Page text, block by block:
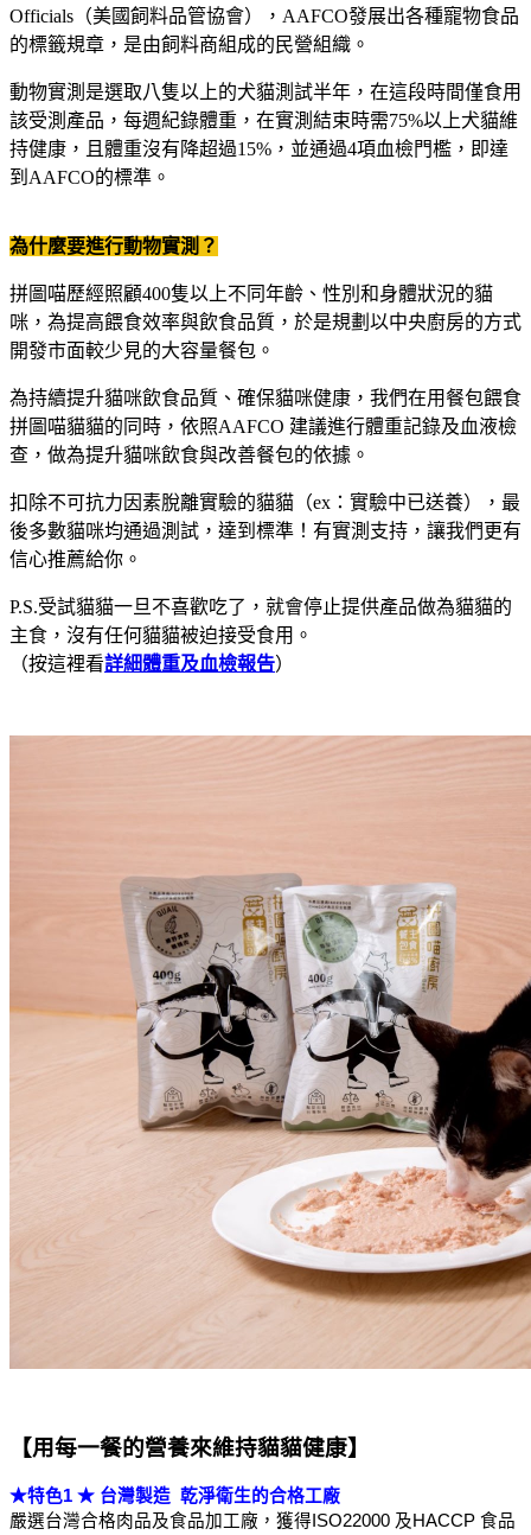
Officials（美國飼料品管協會），AAFCO發展出各種寵物食品
的標籤規章，是由飼料商組成的民營組織。
動物實測是選取八隻以上的犬貓測試半年，在這段時間僅食用
該受測產品，每週紀錄體重，在實測結束時需75%以上犬貓維
持健康，且體重沒有降超過15%，並通過4項血檢門檻，即達
到AAFCO的標準。
為什麼要進行動物實測？
拼圖喵歷經照顧400隻以上不同年齡、性別和身體狀況的貓
咪，為提高餵食效率與飲食品質，於是規劃以中央廚房的方式
開發市面較少見的大容量餐包。
為持續提升貓咪飲食品質、確保貓咪健康，我們在用餐包餵食
拼圖喵貓貓的同時，依照AAFCO 建議進行體重記錄及血液檢
查，做為提升貓咪飲食與改善餐包的依據。
扣除不可抗力因素脫離實驗的貓貓（ex：實驗中已送養），最
後多數貓咪均通過測試，達到標準！有實測支持，讓我們更有
信心推薦給你。
P.S.受試貓貓一旦不喜歡吃了，就會停止提供產品做為貓貓的
主食，沒有任何貓貓被迫接受食用。
（按這裡看詳細體重及血檢報告）
【用每一餐的營養來維持貓貓健康】
★特色1 ★ 台灣製造  乾淨衛生的合格工廠
嚴選台灣合格肉品及食品加工廠，獲得ISO22000 及HACCP 食品